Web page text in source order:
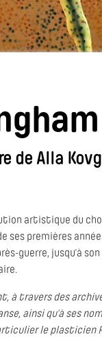
de Alla
artistique du
ses premières
guerre, jusqu’à
à travers des
ainsi qu’à ses
le plasticien